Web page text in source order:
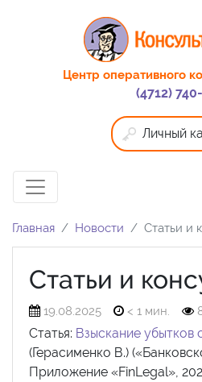
Центр оперативного
(4712)
Личный
Главная Новости Статьи и
Статьи и
19.08.2025 < 1 мин.
Статья: Взыскание убытков
(Герасименко В.)
Приложение «FinLegal»,